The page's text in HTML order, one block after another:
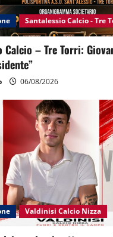
Santalessio Calcio - Tre
Calcio – Tre Torri:
06/08/2026
Valdinisi Calcio Nizza